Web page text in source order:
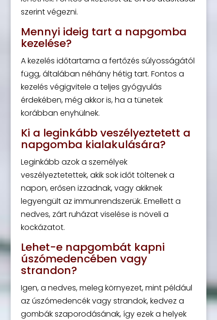
szerint végezni.
Mennyi ideig tart a napgomba
kezelése?
A kezelés időtartama a fertőzés súlyosságától
függ, általában néhány hétig tart. Fontos a
kezelés végigvitele a teljes gyógyulás
érdekében, még akkor is, ha a tünetek
korábban enyhülnek.
Ki a leginkább veszélyeztetett a
napgomba kialakulására?
Leginkább azok a személyek
veszélyeztetettek, akik sok időt töltenek a
napon, erősen izzadnak, vagy akiknek
legyengült az immunrendszerük. Emellett a
nedves, zárt ruházat viselése is növeli a
kockázatot.
Lehet-e napgombát kapni
úszómedencében vagy
strandon?
Igen, a nedves, meleg környezet, mint például
az úszómedencék vagy strandok, kedvez a
gombák szaporodásának, így ezek a helyek